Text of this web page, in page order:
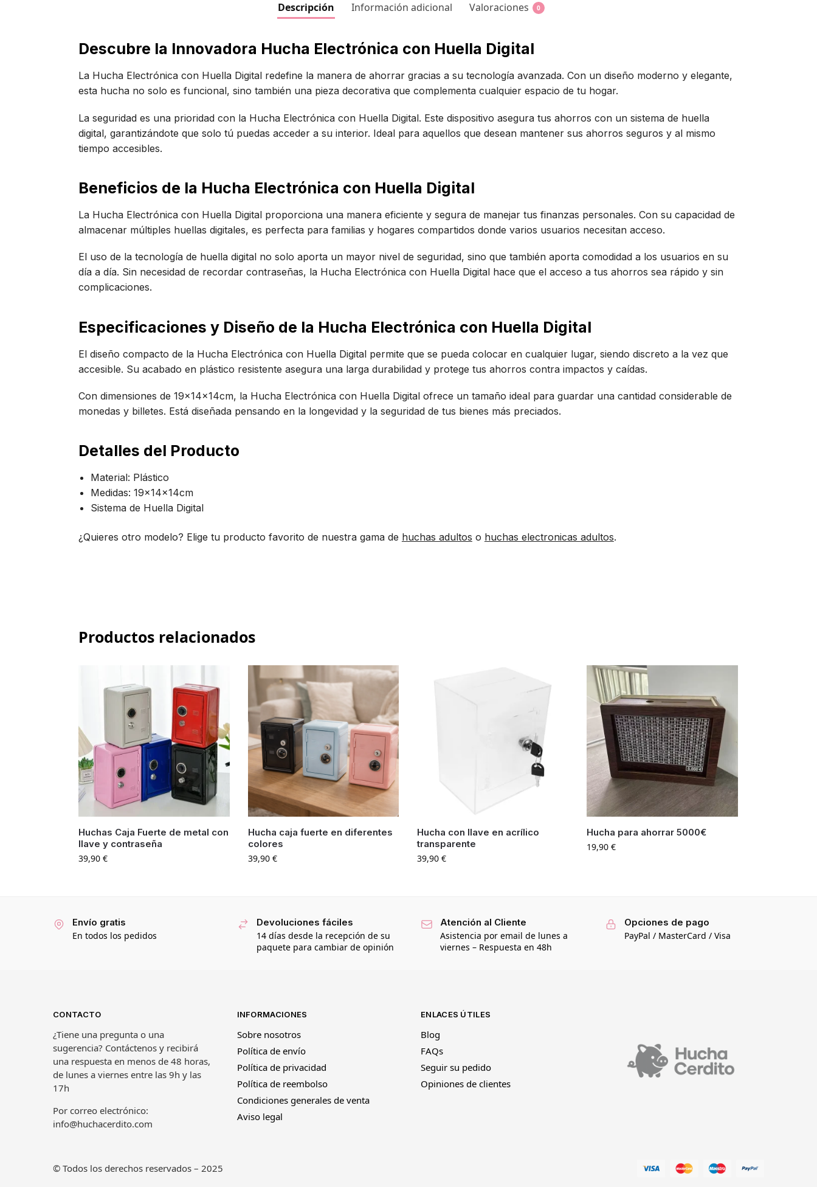
Descripción Información adicional Valoraciones 0
Descubre la Innovadora Hucha Electrónica con Huella Digital
La Hucha Electrónica con Huella Digital redefine la manera de ahorrar gracias a su tecnología avanzada. Con un diseño moderno y elegante,
esta hucha no solo es funcional, sino también una pieza decorativa que complementa cualquier espacio de tu hogar.
La seguridad es una prioridad con la Hucha Electrónica con Huella Digital. Este dispositivo asegura tus ahorros con un sistema de huella
digital, garantizándote que solo tú puedas acceder a su interior. Ideal para aquellos que desean mantener sus ahorros seguros y al mismo
tiempo accesibles.
Beneficios de la Hucha Electrónica con Huella Digital
La Hucha Electrónica con Huella Digital proporciona una manera eficiente y segura de manejar tus finanzas personales. Con su capacidad de
almacenar múltiples huellas digitales, es perfecta para familias y hogares compartidos donde varios usuarios necesitan acceso.
El uso de la tecnología de huella digital no solo aporta un mayor nivel de seguridad, sino que también aporta comodidad a los usuarios en su
día a día. Sin necesidad de recordar contraseñas, la Hucha Electrónica con Huella Digital hace que el acceso a tus ahorros sea rápido y sin
complicaciones.
Especificaciones y Diseño de la Hucha Electrónica con Huella Digital
El diseño compacto de la Hucha Electrónica con Huella Digital permite que se pueda colocar en cualquier lugar, siendo discreto a la vez que
accesible. Su acabado en plástico resistente asegura una larga durabilidad y protege tus ahorros contra impactos y caídas.
Con dimensiones de 19x14x14cm, la Hucha Electrónica con Huella Digital ofrece un tamaño ideal para guardar una cantidad considerable de
monedas y billetes. Está diseñada pensando en la longevidad y la seguridad de tus bienes más preciados.
Detalles del Producto
Material: Plástico
Medidas: 19x14x14cm
Sistema de Huella Digital
¿Quieres otro modelo? Elige tu producto favorito de nuestra gama de huchas adultos o huchas electronicas adultos.
Productos relacionados
Huchas Caja Fuerte de metal con
llave y contraseña
39,90 €
Hucha caja fuerte en diferentes
colores
39,90 €
Hucha con llave en acrílico
transparente
39,90€
Hucha para ahorrar 5000€
19,90€
Envío gratis
En todos los pedidos
Devoluciones fáciles
14 días desde la recepción de su
paquete para cambiar de opinión
Atención al Cliente
Asistencia por email de lunes a
viernes – Respuesta en 48h
Opciones de pago
PayPal / MasterCard / Visa
CONTACTO
¿Tiene una pregunta o una
sugerencia? Contáctenos y recibirá
una respuesta en menos de 48 horas,
de lunes a viernes entre las 9h y las
17h
Por correo electrónico:
info@huchacerdito.com
INFORMACIONES
Sobre nosotros
Política de envío
Política de privacidad
Política de reembolso
Condiciones generales de venta
Aviso legal
ENLACES ÚTILES
Blog
FAQs
Seguir su pedido
Opiniones de clientes
© Todos los derechos reservados – 2025